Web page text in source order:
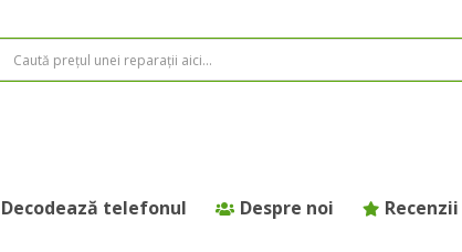
Decodează telefonul Despre noi Recenzii